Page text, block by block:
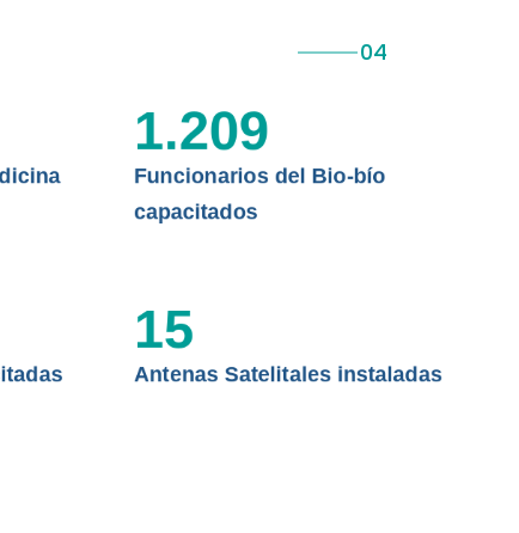
Funcionarios del Bio-bío
capacitados
1.209
Antenas Satelitales instaladas
15